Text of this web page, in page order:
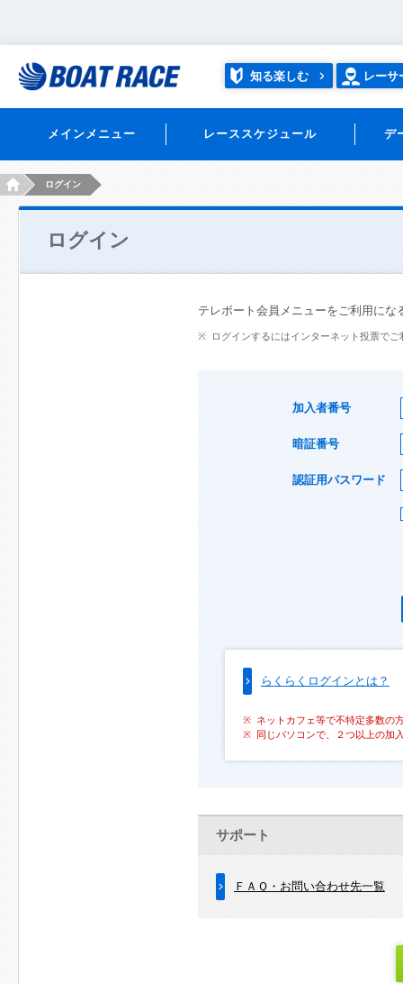
知る楽しむ レーサ
メインメニュー レーススケジュール デ
HOMEログイン
ログイン
テレボート会員メニューをご利用にな
ログインするにはインターネット投票で
加入者番号
暗証番号
認証用パスワード
らくらくログインとは？
ネットカフェ等で不特定多数の
同じパソコンで、２つ以上の加
サポート
ＦＡＱ・お問い合わせ先一覧